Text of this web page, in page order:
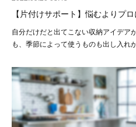
【片付けサポート】悩むよりプ
自分だけだと出てこない収納アイデア
も、季節によって使うものも出し入